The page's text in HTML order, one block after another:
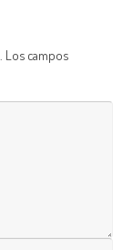
Los campos